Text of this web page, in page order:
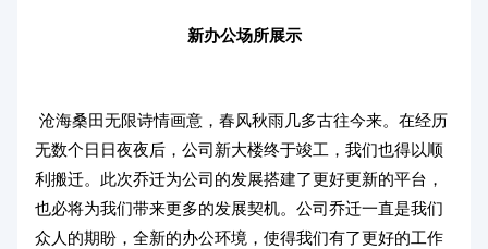
新办公场所展示
沧海桑田无限诗情画意，春风秋雨几多古往今来。在经历
无数个日日夜夜后，公司新大楼终于竣工，我们也得以顺
利搬迁。此次乔迁为公司的发展搭建了更好更新的平台，
也必将为我们带来更多的发展契机。公司乔迁一直是我们
众人的期盼，全新的办公环境，使得我们有了更好的工作